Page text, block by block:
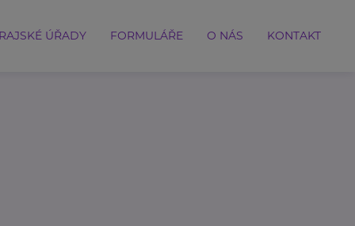
ÚŘADY FORMULÁŘE O NÁS KONTAKT